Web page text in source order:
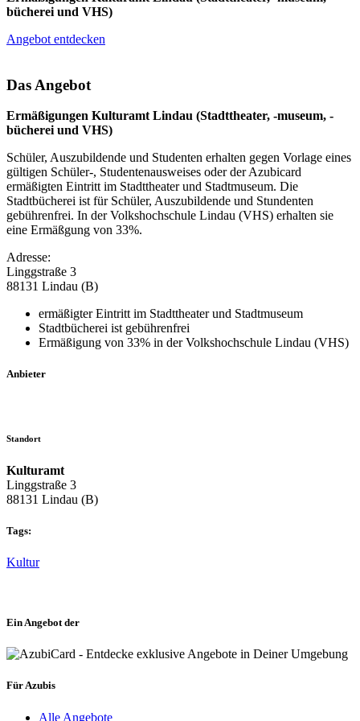
bücherei und VHS)
Angebot entdecken
Das Angebot
Ermäßigungen Kulturamt Lindau (Stadttheater, -museum, -
bücherei und VHS)
Schüler, Auszubildende und Studenten erhalten gegen Vorlage eines
gültigen Schüler-, Studentenausweises oder der Azubicard
ermäßigten Eintritt im Stadttheater und Stadtmuseum. Die
Stadtbücherei ist für Schüler, Auszubildende und Stundenten
gebührenfrei. In der Volkshochschule Lindau (VHS) erhalten sie
eine Ermäßgung von 33%.
Adresse:
Linggstraße 3
88131 Lindau (B)
ermäßigter Eintritt im Stadttheater und Stadtmuseum
Stadtbücherei ist gebührenfrei
Ermäßigung von 33% in der Volkshochschule Lindau (VHS)
Anbieter
Standort
Kulturamt
Linggstraße 3
88131 Lindau (B)
Tags:
Kultur
Ein Angebot der
Für Azubis
Alle Angebote